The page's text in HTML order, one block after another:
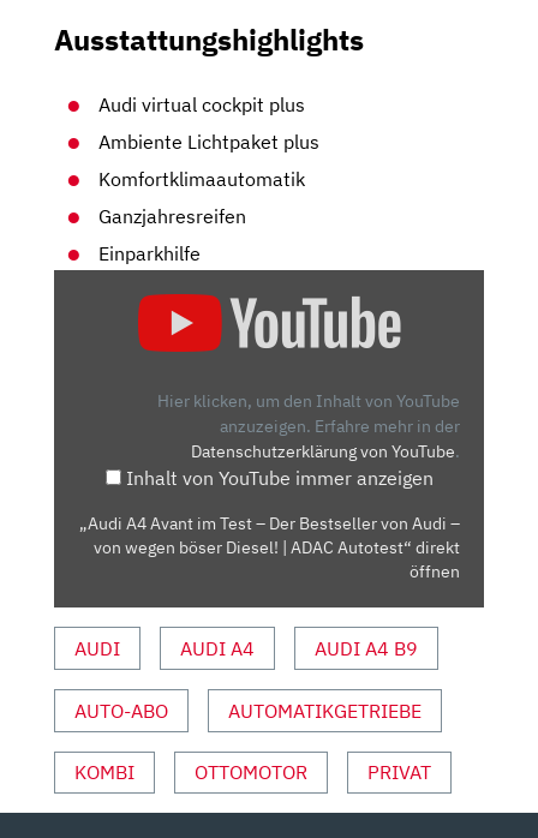
Ausstattungshighlights
Audi virtual cockpit plus
Ambiente Lichtpaket plus
Komfortklimaautomatik
Ganzjahresreifen
Einparkhilfe
BESTSELLER
AUDI
WEGEN
BÖSER
DIESEL!
AUTOTEST“
VON
Hier klicken, um den Inhalt von YouTube
anzuzeigen. Erfahre mehr in der
Datenschutzerklärung von YouTube.
Inhalt von YouTube immer anzeigen
„Audi A4 Avant im Test – Der Bestseller von Audi –
von wegen böser Diesel! | ADAC Autotest“ direkt
öffnen
AUDI AUDI A4 AUDI A4 B9
AUTO-ABO AUTOMATIKGETRIEBE
KOMBI OTTOMOTOR PRIVAT